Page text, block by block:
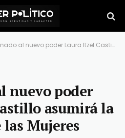
al nuevo poder Laura Itzel Castillo asumirá la Secretaría de las Mujeres
nuevo poder
asumirá la
las Mujeres